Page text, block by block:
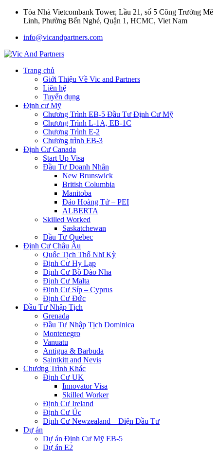
Tòa Nhà Vietcombank Tower, Lầu 21, số 5 Công Trường Mê
Linh, Phường Bến Nghé, Quận 1, HCMC, Viet Nam
info@vicandpartners.com
Trang chủ
Giới Thiệu Về Vic and Partners
Liên hệ
Tuyển dụng
Định cư Mỹ
Chương Trình EB-5 Đầu Tư Định Cư Mỹ
Chương Trình L-1A, EB-1C
Chương Trình E-2
Chương trình EB-3
Định Cư Canada
Start Up Visa
Đầu Tư Doanh Nhân
New Brunswick
British Columbia
Manitoba
Đảo Hoàng Tử – PEI
ALBERTA
Skilled Worked
Saskatchewan
Đầu Tư Quebec
Định Cư Châu Âu
Quốc Tịch Thổ Nhĩ Kỳ
Định Cư Hy Lạp
Định Cư Bồ Đào Nha
Định Cư Malta
Định Cư Síp – Cyprus
Định Cư Đức
Đầu Tư Nhập Tịch
Grenada
Đầu Tư Nhập Tịch Dominica
Montenegro
Vanuatu
Antigua & Barbuda
Saintkitt and Nevis
Chương Trình Khác
Định Cư UK
Innovator Visa
Skilled Worker
Định Cư Ireland
Định Cư Úc
Định Cư Newzealand – Diện Đầu Tư
Dự án
Dự án Định Cư Mỹ EB-5
Dự án E2